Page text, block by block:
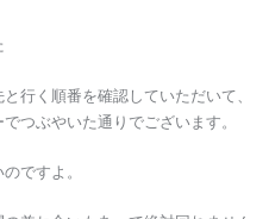
行く順番を確認していただいて、
つぶやいた通りでございます。
ですよ。